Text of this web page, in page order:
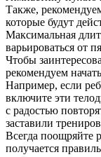
Также,
которые будут
Максимальная
варьироваться от
Чтобы
рекомендуем
Например, если
включите эти
с радостью
заставили
Всегда поощряйте
получается